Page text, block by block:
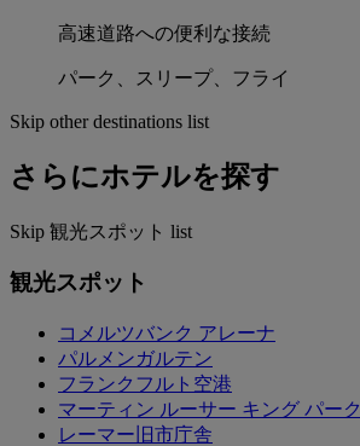
高速道路への便利な接続
パーク、スリープ、フライ
Skip other destinations list
さらにホテルを探す
Skip 観光スポット list
観光スポット
コメルツバンク アレーナ
パルメンガルテン
フランクフルト空港
マーティン ルーサー キング パーク
レーマー旧市庁舎